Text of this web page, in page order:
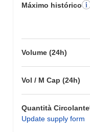
Máximo histórico
Volume (24h)
Vol / M Cap (24h)
Quantità Circolante
Update supply form